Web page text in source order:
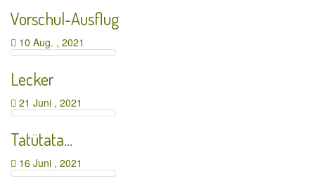
Vorschul-Ausflug
10 Aug. , 2021
Lecker
21 Juni , 2021
Tatütata…
16 Juni , 2021